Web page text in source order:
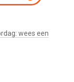
wees een